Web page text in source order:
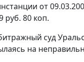
от
руб. 80 коп.
суд
на